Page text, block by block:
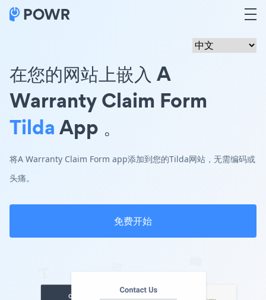
在您的网站上嵌入 A
Warranty Claim Form
TildaApp 。
将A Warranty Claim Form app添加到您的Tilda网站，无需编码或
头痛。
免费开始